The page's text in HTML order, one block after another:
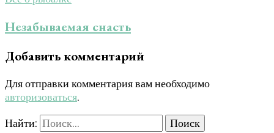
Незабываемая снасть
Добавить комментарий
Для отправки комментария вам необходимо
авторизоваться.
Найти: